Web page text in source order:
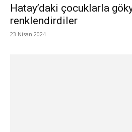
Hatay’daki çocuklarla
renklendirdiler
23 Nisan 2024